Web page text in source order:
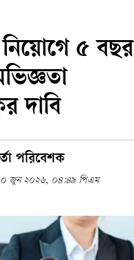
৫ বছর
দাবি
পরিবেশক
জুন ২০২৬, ০৪:৪৯ পিএম